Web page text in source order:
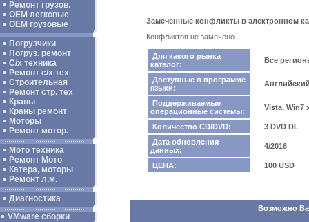
Ремонт грузов.
ОЕМ легковые
OEM грузовые
Погрузчики
Погруз. ремонт
С/х техника
Ремонт с/х тех
Строительная
Ремонт стр. тех
Краны
Краны ремонт
Моторы
Ремонт мотор.
Мото техника
Ремонт Мото
Катера, моторы
Ремонт л.м.
Диагностика
VMware сборки
Замеченные конфликты в электронном
Конфликтов не замечено
Для какого рынка
каталог:
Все
Доступные в программе
языки:
Поддерживаемые
операционные системы:
Vista, Win7
Количество CD/DVD:
3 DVD DL
Дата обновления
данных:
4/2016
ЦЕНА: 100 USD
Возможно